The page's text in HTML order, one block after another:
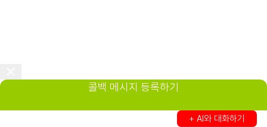
콜백 메시지 등록하기
+ AI와 대화하기